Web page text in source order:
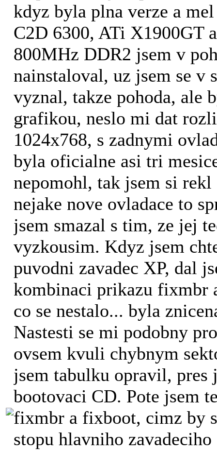
kdyz byla plna verze a
C2D 6300, ATi X1900GT
800MHz DDR2 jsem v
nainstaloval, uz jsem se v
vyznal, takze pohoda, ale
grafikou, neslo mi dat
1024x768, s zadnymi
byla oficialne asi tri
nepomohl, tak jsem si rekl
nejake nove ovladace to
jsem smazal s tim, ze jej
vyzkousim. Kdyz jsem
puvodni zavadec XP, dal
kombinaci prikazu fixmbr
co se nestalo... byla
Nastesti se mi podobny
ovsem kvuli chybnym
jsem tabulku opravil, pres
bootovaci CD. Pote jsem
fixmbr a fixboot, cimz by
stopu hlavniho zavadeciho